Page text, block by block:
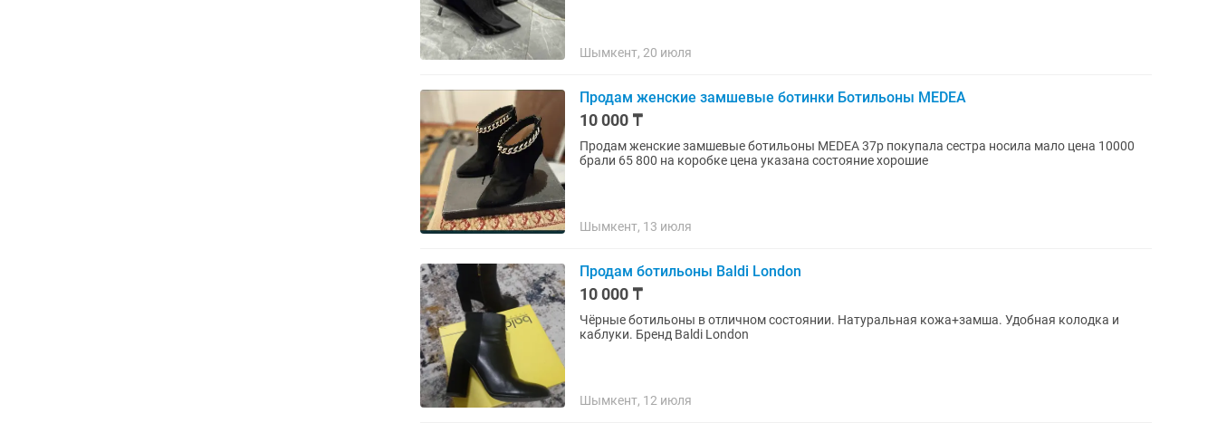
Шымкент, 20 июля
Продам женские замшевые ботинки Ботильоны MEDEA
10 000 ₸
Продам женские замшевые ботильоны MEDEA 37р покупала сестра носила мало цена 10000
брали 65 800 на коробке цена указана состояние хорошие
Шымкент, 13 июля
Продам ботильоны Baldi London
10 000 ₸
Чёрные ботильоны в отличном состоянии. Натуральная кожа+замша. Удобная колодка и
каблуки. Бренд Baldi London
Шымкент, 12 июля